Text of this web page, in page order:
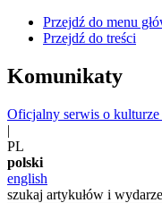
Przejdź do menu
Przejdź do treści
Komunikaty
Oficjalny serwis o kulturze
|
PL
polski
english
szukaj artykułów i